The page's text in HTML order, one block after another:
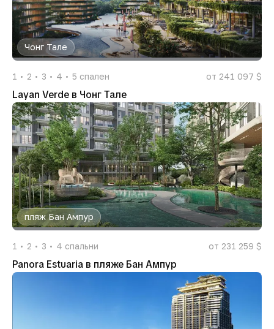
Чонг Тале
1 2 3 4 5 спален от 241 097 $
Layan Verde в Чонг Тале
пляж Бан Ампур
1 2 3 4 спальни от 231 259 $
Panora Estuaria в пляже Бан Ампур